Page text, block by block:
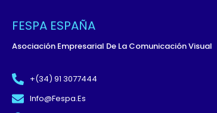
FESPA ESPAÑA
Asociación Empresarial De La Comunicación Visual
+(34) 91 3077444
Info@fespa.es